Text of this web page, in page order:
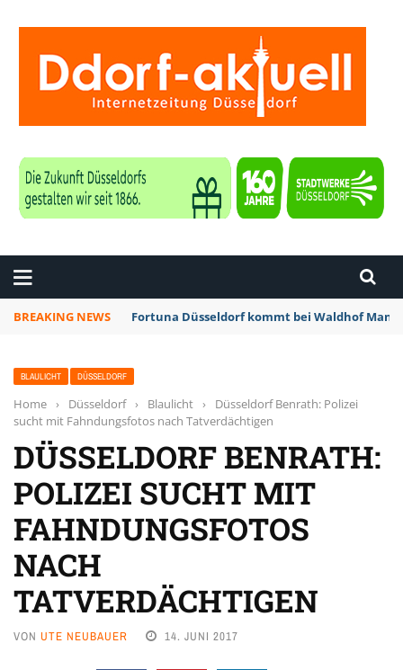
BREAKING NEWS Fortuna Düsseldorf kommt bei Waldhof
BLAULICHT DÜSSELDORF
Home › Düsseldorf › Blaulicht ›
Düsseldorf Benrath: Polizei
sucht mit Fahndungsfotos nach Tatverdächtigen
DÜSSELDORF BENRATH:
POLIZEI SUCHT MIT
FAHNDUNGSFOTOS
NACH
TATVERDÄCHTIGEN
VON UTE NEUBAUER 14. JUNI 2017